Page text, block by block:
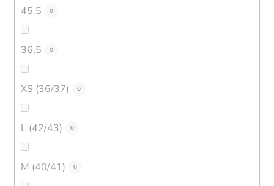
45.5 0
36,5 0
XS (36/37) 0
L (42/43) 0
M (40/41) 0